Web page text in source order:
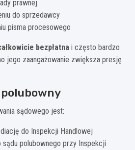
prawnej
do sprzedawcy
pisma procesowego
bezpłatna i często bardzo
jego zaangażowanie zwiększa presję
sądowego jest:
do Inspekcji Handlowej
polubownego przy Inspekcji